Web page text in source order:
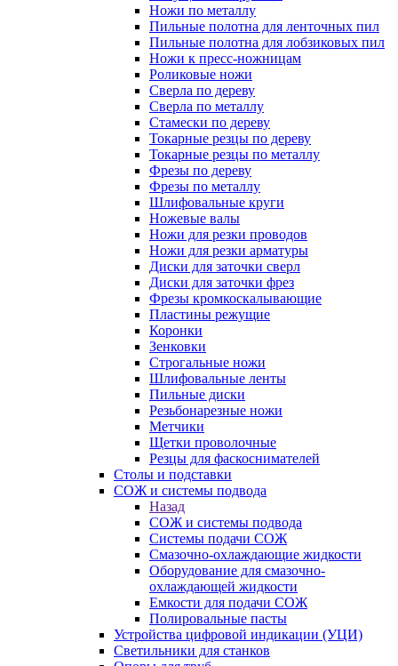
Ножи по металлу
Пильные полотна для ленточных пил
Пильные полотна для лобзиковых пил
Ножи к пресс-ножницам
Роликовые ножи
Сверла по дереву
Сверла по металлу
Стамески по дереву
Токарные резцы по дереву
Токарные резцы по металлу
Фрезы по дереву
Фрезы по металлу
Шлифовальные круги
Ножевые валы
Ножи для резки проводов
Ножи для резки арматуры
Диски для заточки сверл
Диски для заточки фрез
Фрезы кромкоскалывающие
Пластины режущие
Коронки
Зенковки
Строгальные ножи
Шлифовальные ленты
Пильные диски
Резьбонарезные ножи
Метчики
Щетки проволочные
Резцы для фаскоснимателей
Столы и подставки
СОЖ и системы подвода
Назад
СОЖ и системы подвода
Системы подачи СОЖ
Смазочно-охлаждающие жидкости
Оборудование для смазочно-
охлаждающей жидкости
Емкости для подачи СОЖ
Полировальные пасты
Устройства цифровой индикации (УЦИ)
Светильники для станков